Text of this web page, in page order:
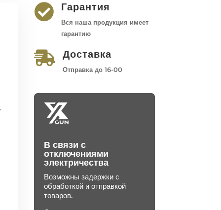
 Гарантия
Вся наша продукция имеет
гарантию
 Доставка
Отправка до 16-00
В связи с
отключениями
электричества
Возможны задержки с
обработкой и отправкой
товаров.